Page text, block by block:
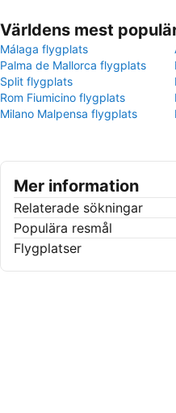
Världens mest
Málaga flygplats
Palma de Mallorca flygplats
Split flygplats
Rom Fiumicino flygplats
Milano Malpensa flygplats
Mer information
Relaterade sökningar
Populära resmål
Flygplatser